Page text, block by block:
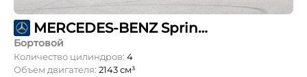
MERCEDES-BENZ Sprinter 211 CDI L3 OneCab 4,1т
Бортовой
Количество цилиндров: 4
Объем двигателя: 2143 см³